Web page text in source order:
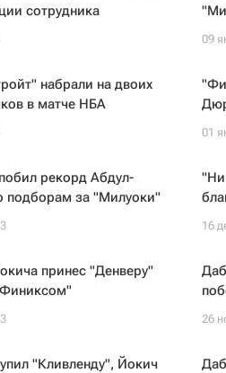
сотрудника
09
набрали на двоих
в матче НБА
01
рекорд Абдул-
подборам за "Милуоки"
16
принес "Денверу"
26
"Кливленду", Йокич